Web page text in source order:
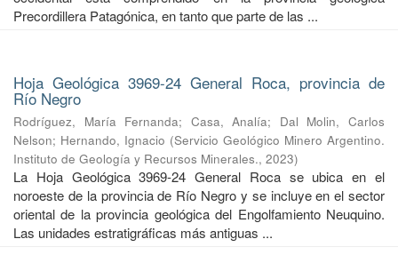
Precordillera Patagónica, en tanto que parte de las ...
Hoja Geológica 3969-24 General Roca, provincia de
Río Negro
Rodríguez, María Fernanda; Casa, Analía; Dal Molin, Carlos
Nelson; Hernando, Ignacio (Servicio Geológico Minero Argentino.
Instituto de Geología y Recursos Minerales., 2023)
La Hoja Geológica 3969-24 General Roca se ubica en el
noroeste de la provincia de Río Negro y se incluye en el sector
oriental de la provincia geológica del Engolfamiento Neuquino.
Las unidades estratigráficas más antiguas ...